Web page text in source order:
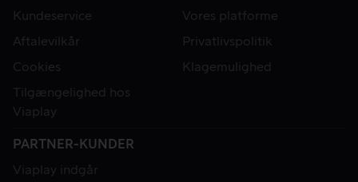
Kundeservice
Vores platforme
Aftalevilkår
Privatlivspolitik
Cookies
Klagemulighed
Tilgængelighed hos
Viaplay
PARTNER-KUNDER
Viaplay indgår